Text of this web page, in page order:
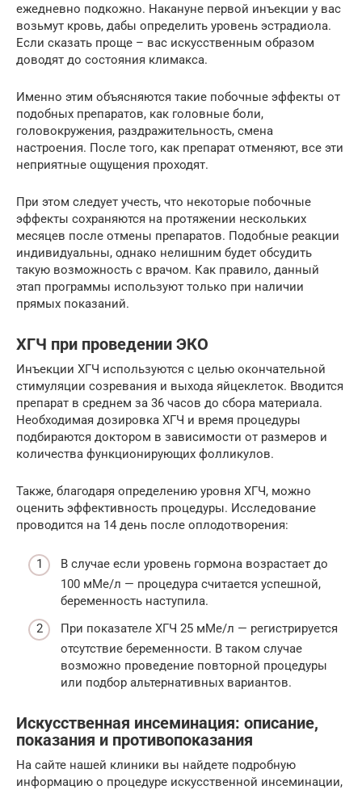
ежедневно подкожно. Накануне первой инъекции у вас
возьмут кровь, дабы определить уровень эстрадиола.
Если сказать проще – вас искусственным образом
доводят до состояния климакса.
Именно этим объясняются такие побочные эффекты от
подобных препаратов, как головные боли,
головокружения, раздражительность, смена
настроения. После того, как препарат отменяют, все эти
неприятные ощущения проходят.
При этом следует учесть, что некоторые побочные
эффекты сохраняются на протяжении нескольких
месяцев после отмены препаратов. Подобные реакции
индивидуальны, однако нелишним будет обсудить
такую возможность с врачом. Как правило, данный
этап программы используют только при наличии
прямых показаний.
ХГЧ при проведении ЭКО
Инъекции ХГЧ используются с целью окончательной
стимуляции созревания и выхода яйцеклеток. Вводится
препарат в среднем за 36 часов до сбора материала.
Необходимая дозировка ХГЧ и время процедуры
подбираются доктором в зависимости от размеров и
количества функционирующих фолликулов.
Также, благодаря определению уровня ХГЧ, можно
оценить эффективность процедуры. Исследование
проводится на 14 день после оплодотворения:
В случае если уровень гормона возрастает до
100 мМе/л — процедура считается успешной,
беременность наступила.
При показателе ХГЧ 25 мМе/л — регистрируется
отсутствие беременности. В таком случае
возможно проведение повторной процедуры
или подбор альтернативных вариантов.
Искусственная инсеминация: описание,
показания и противопоказания
На сайте нашей клиники вы найдете подробную
информацию о процедуре искусственной инсеминации,